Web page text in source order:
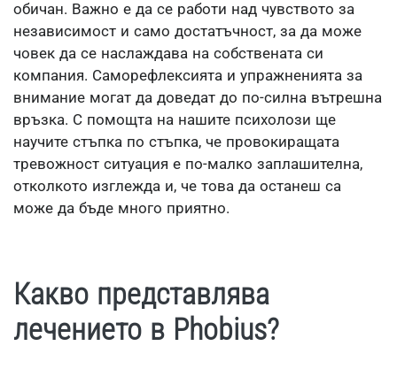
обичан. Важно е да се работи над чувството за
независимост и само достатъчност, за да може
човек да се наслаждава на собствената си
компания. Саморефлексията и упражненията за
внимание могат да доведат до по-силна вътрешна
връзка. С помощта на нашите психолози ще
научите стъпка по стъпка, че провокиращата
тревожност ситуация е по-малко заплашителна,
отколкото изглежда и, че това да останеш са
може да бъде много приятно.
Какво представлява
лечението в Phobius?